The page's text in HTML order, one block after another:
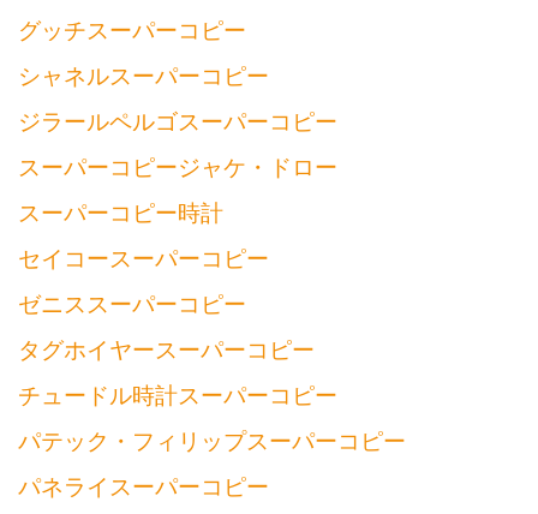
グッチスーパーコピー
シャネルスーパーコピー
ジラールペルゴスーパーコピー
スーパーコピージャケ・ドロー
スーパーコピー時計
セイコースーパーコピー
ゼニススーパーコピー
タグホイヤースーパーコピー
チュードル時計スーパーコピー
パテック・フィリップスーパーコピー
パネライスーパーコピー